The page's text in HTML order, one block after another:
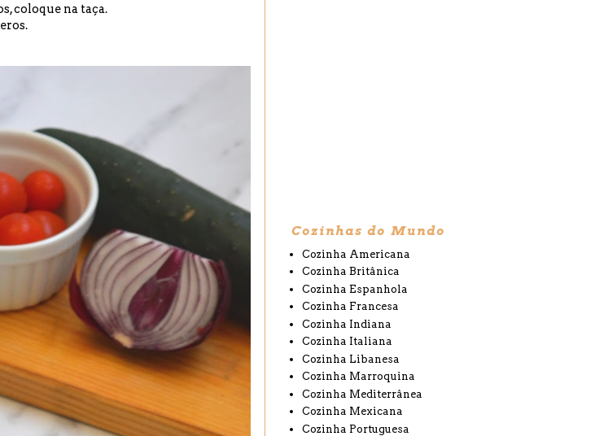
coloque na taça.
Cozinhas do Mundo
Cozinha Americana
Cozinha Britânica
Cozinha Espanhola
Cozinha Francesa
Cozinha Indiana
Cozinha Italiana
Cozinha Libanesa
Cozinha Marroquina
Cozinha Mediterrânea
Cozinha Mexicana
Cozinha Portuguesa